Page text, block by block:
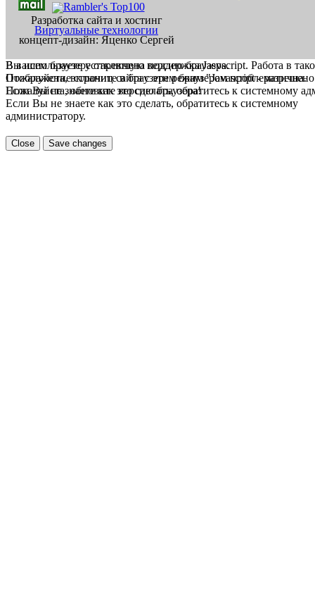
Разработка сайта и хостинг
Виртуальные технологии
концепт-дизайн: Яценко Сергей
В вашем браузере отключена поддержка Jasvscript. Работа в
Пожалуйста, включите в браузере режим "Javascript -
Если Вы не знаете как это сделать, обратитесь к системному
Вы используете устаревшую версию браузера.
Отображение страниц сайта с этим браузером проблематична.
Пожалуйста, обновите версию браузера!
Если Вы не знаете как это сделать, обратитесь к системному
администратору.
Close Save changes